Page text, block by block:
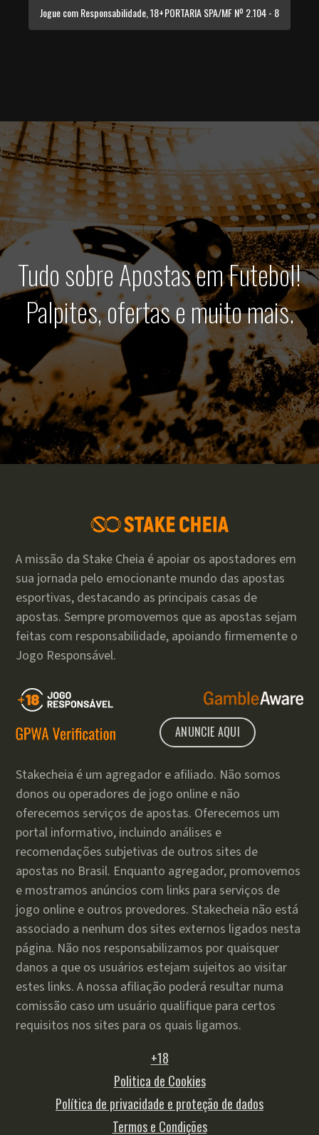
Jogue com Responsabilidade, 18+PORTARIA SPA/MF Nº 2.104 - 8
Tudo sobre Apostas em Futebol!
Palpites, ofertas e muito mais.
A missão da Stake Cheia é apoiar os apostadores em
sua jornada pelo emocionante mundo das apostas
esportivas, destacando as principais casas de
apostas. Sempre promovemos que as apostas sejam
feitas com responsabilidade, apoiando firmemente o
Jogo Responsável.
ANUNCIE AQUI
Stakecheia é um agregador e afiliado. Não somos
donos ou operadores de jogo online e não
oferecemos serviços de apostas. Oferecemos um
portal informativo, incluindo análises e
recomendações subjetivas de outros sites de
apostas no Brasil. Enquanto agregador, promovemos
e mostramos anúncios com links para serviços de
jogo online e outros provedores. Stakecheia não está
associado a nenhum dos sites externos ligados nesta
página. Não nos responsabilizamos por quaisquer
danos a que os usuários estejam sujeitos ao visitar
estes links. A nossa afiliação poderá resultar numa
comissão caso um usuário qualifique para certos
requisitos nos sites para os quais ligamos.
+18
Politica de Cookies
Política de privacidade e proteção de dados
Termos e Condições